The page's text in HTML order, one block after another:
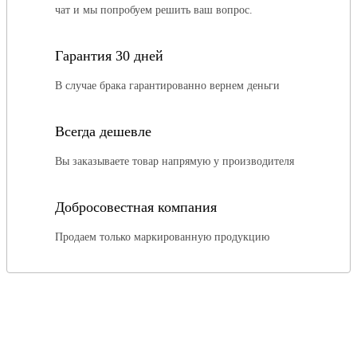
чат и мы попробуем решить ваш вопрос.
Гарантия 30 дней
В случае брака гарантированно вернем деньги
Всегда дешевле
Вы заказываете товар напрямую у производителя
Добросовестная компания
Продаем только маркированную продукцию